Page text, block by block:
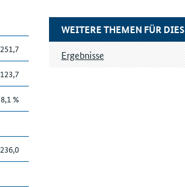
251,7
123,7
8,1 %
236,0
WEITERE THEMEN FÜR
Ergebnisse